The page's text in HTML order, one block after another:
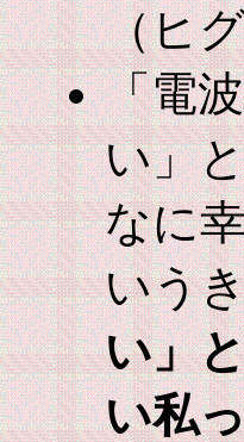
（ヒ
「電
い」
なに
いう
い」
い私